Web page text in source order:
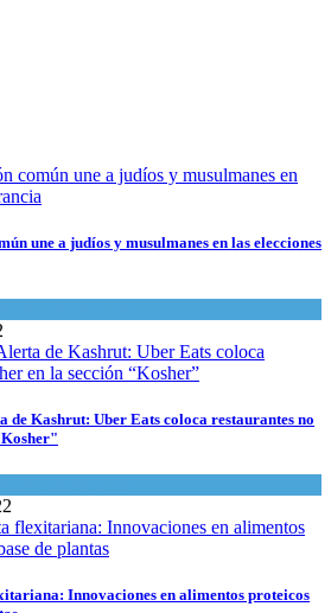
une a judíos y musulmanes en las elecciones
de Kashrut: Uber Eats coloca restaurantes no
Innovaciones en alimentos proteicos